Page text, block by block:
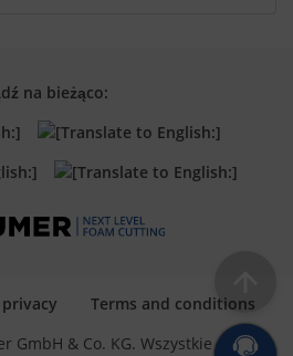
na bieżąco:
GmbH & Co. KG. Wszystkie prawa
Terms and conditions